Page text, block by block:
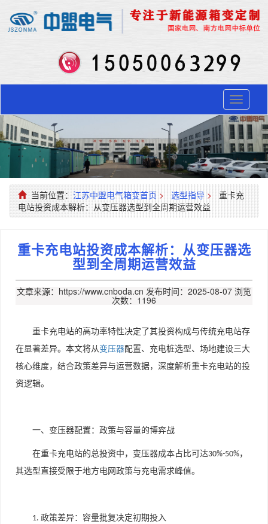
Toggle
当前位置：江苏中盟电气箱变首页 > 选型指导 > 重卡充
电站投资成本解析：从变压器选型到全周期运营效益​
重卡充电站投资成本解析：从变压器选
型到全周期运营效益​
文章来源：https://www.cnboda.cn 发布时间：2025-08-07 浏览
次数：1196
重卡充电站的高功率特性决定了其投资构成与传统充电站存
在显著差异。本文将从变压器配置、充电桩选型、场地建设三大
核心维度，结合政策差异与运营数据，深度解析重卡充电站的投
资逻辑。
一、变压器配置：政策与容量的博弈战
在重卡充电站的总投资中，变压器成本占比可达30%-50%，
其选型直接受限于地方电网政策与充电需求峰值。
1. 政策差异：容量批复决定初期投入